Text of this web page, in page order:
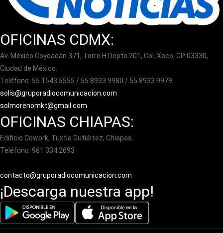
OFICINAS CDMX:
Av. México Coyoacán 371, Torre H Depto 201, Col. Xoco, CP 03330,
Ciudad de México.
Teléfono: 55 1543 5555 / 55 8933 9980 / 55 8933 9979
solis@gruporadiocomunicacion.com
solmorenomkt@gmail.com
OFICINAS CHIAPAS:
Edificio Cowork, Tuxtla Gutiérrez, Chiapas.
Teléfono: 961 334 2693
contacto@gruporadiocomunicacion.com
¡Descarga nuestra app!